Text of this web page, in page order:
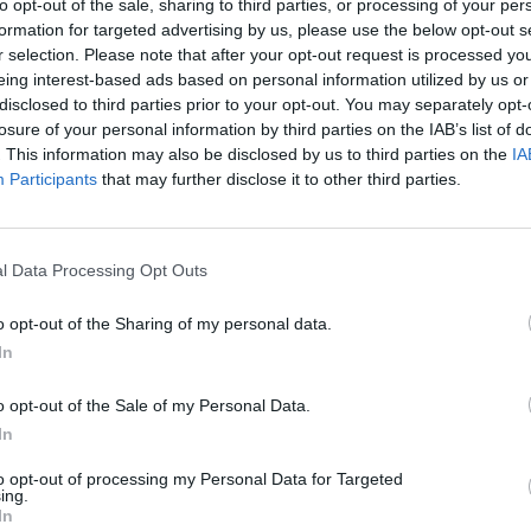
opt-out of the sale, sharing to third parties, or processing of your
for targeted advertising by us, please use the below opt-out
selection. Please note that after your opt-out request is processed
interest-based ads based on personal information utilized by us
to third parties prior to your opt-out. You may separately
of your personal information by third parties on the IAB’s list of
This information may also be disclosed by us to third parties on the
Participants that may further disclose it to other third parties.
Data Processing Opt Outs
opt-out of the Sharing of my personal data.
opt-out of the Sale of my Personal Data.
opt-out of processing my Personal Data for Targeted
systémů při různých typech zatížení. Diskutovány
spolehlivosti a budoucí kompatibility jednotlivých
prvního roku svého fungování v nové podobě
elektráren na městských objektech. Přirozeným
systémů, které umožní vyrobenou energii efektivně
Praha tím posiluje energetickou bezpečnost svých
uvedl Zbyněk Petruška, pověřený řízením PCOE.
realizovány na vybraných objektech hlavního
nebo jako doplnění již existujících instalací.
elektrické energie v rámci institutu Aktivního zákazníka.
další významný krok k modernímu a
hlavního města.
62 fotovoltaických elektráren o celkovém
několika desítek dalších je ve fázi příprav. Do
výstavbu solárních zdrojů o instalovaném výkonu cca